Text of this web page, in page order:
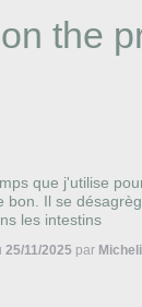
the
que j'utilise
Il se
les intestins
25/11/2025 par